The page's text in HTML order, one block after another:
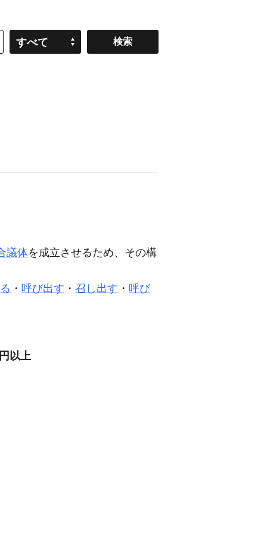
すべて
議体を成立させるため、その構
・ 呼び出す ・ 召し出す ・ 呼び
以上